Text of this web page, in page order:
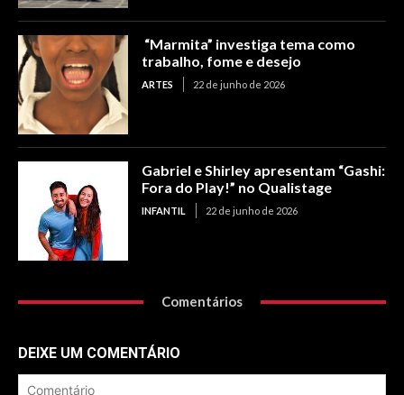
“Marmita” investiga tema como
trabalho, fome e desejo
ARTES 22 de junho de 2026
Gabriel e Shirley apresentam “Gashi:
Fora do Play!” no Qualistage
INFANTIL 22 de junho de 2026
Comentários
DEIXE UM COMENTÁRIO